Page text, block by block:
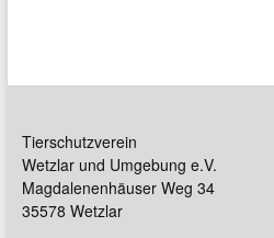
Tierschutzverein
Wetzlar und Umgebung e.V.
Magdalenenhäuser Weg 34
35578 Wetzlar